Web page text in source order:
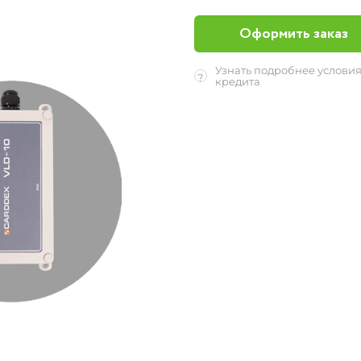
Оформить заказ
?
Узнать подробнее условия
кредита